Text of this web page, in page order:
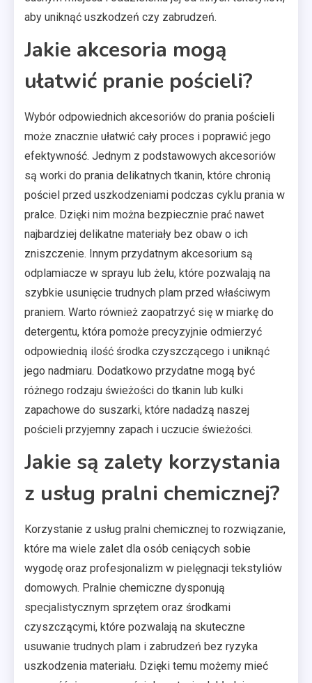
aby uniknąć uszkodzeń czy zabrudzeń.
Jakie akcesoria mogą
ułatwić pranie pościeli?
Wybór odpowiednich akcesoriów do prania pościeli
może znacznie ułatwić cały proces i poprawić jego
efektywność. Jednym z podstawowych akcesoriów
są worki do prania delikatnych tkanin, które chronią
pościel przed uszkodzeniami podczas cyklu prania w
pralce. Dzięki nim można bezpiecznie prać nawet
najbardziej delikatne materiały bez obaw o ich
zniszczenie. Innym przydatnym akcesorium są
odplamiacze w sprayu lub żelu, które pozwalają na
szybkie usunięcie trudnych plam przed właściwym
praniem. Warto również zaopatrzyć się w miarkę do
detergentu, która pomoże precyzyjnie odmierzyć
odpowiednią ilość środka czyszczącego i uniknąć
jego nadmiaru. Dodatkowo przydatne mogą być
różnego rodzaju świeżości do tkanin lub kulki
zapachowe do suszarki, które nadadzą naszej
pościeli przyjemny zapach i uczucie świeżości.
Jakie są zalety korzystania
z usług pralni chemicznej?
Korzystanie z usług pralni chemicznej to rozwiązanie,
które ma wiele zalet dla osób ceniących sobie
wygodę oraz profesjonalizm w pielęgnacji tekstyliów
domowych. Pralnie chemiczne dysponują
specjalistycznym sprzętem oraz środkami
czyszczącymi, które pozwalają na skuteczne
usuwanie trudnych plam i zabrudzeń bez ryzyka
uszkodzenia materiału. Dzięki temu możemy mieć